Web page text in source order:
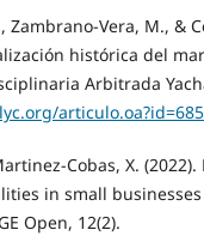
Zambrano-Vera, M., &
histórica del
Arbitrada
Cobas, X.
in small
Open, 12(2).